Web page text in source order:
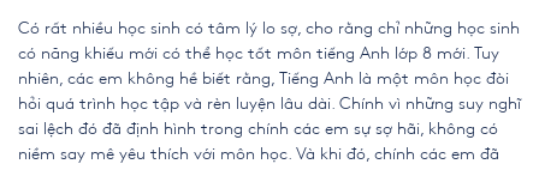
Có rất nhiều học sinh có tâm lý lo sợ, cho rằng chỉ những học sinh
có năng khiếu mới có thể học tốt môn tiếng Anh lớp 8 mới . Tuy
nhiên, các em không hề biết rằng, Tiếng Anh là một môn học đòi
hỏi quá trình học tập và rèn luyện lâu dài. Chính vì những suy nghĩ
sai lệch đó đã định hình trong chính các em sự sợ hãi, không có
niềm say mê yêu thích với môn học. Và khi đó, chính các em đã